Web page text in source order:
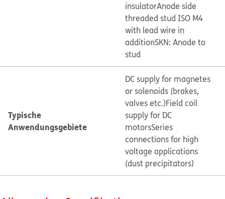
insulatorAnode side
threaded stud ISO M4
with lead wire in
additionSKN: Anode to
stud
Typische
Anwendungsgebiete
DC supply for magnetes
or solenoids (brakes,
valves etc.)Field coil
supply for DC
motorsSeries
connections for high
voltage applications
(dust precipitators)